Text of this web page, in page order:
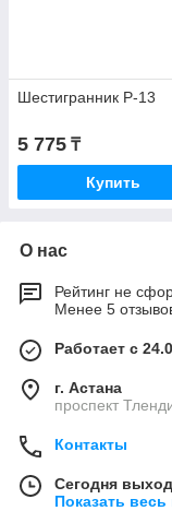
Шестигранник P-13
5 775 ₸
Купить
О нас
Рейтинг не
Менее 5
Работает с
г. Астана
проспект
Контакты
Сегодня
Показать